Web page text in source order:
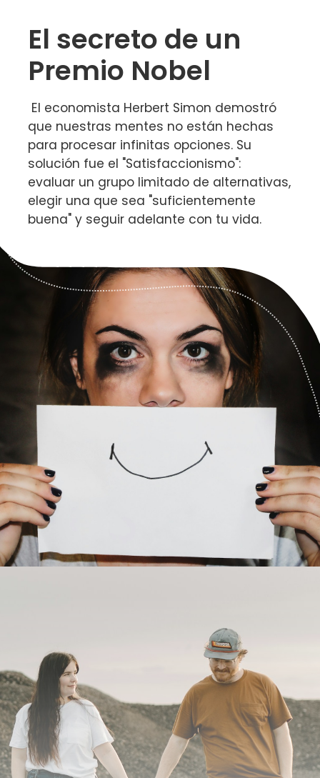
El secreto de un
Premio Nobel
El economista Herbert Simon demostró
que nuestras mentes no están hechas
para procesar infinitas opciones. Su
solución fue el "Satisfaccionismo":
evaluar un grupo limitado de alternativas,
elegir una que sea "suficientemente
buena" y seguir adelante con tu vida.